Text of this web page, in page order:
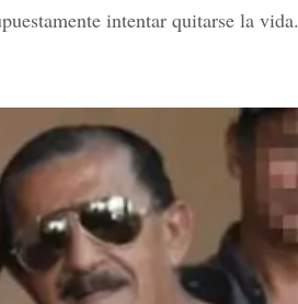
intentar quitarse la vida.